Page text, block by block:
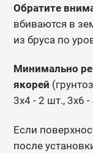
Обратите
вбиваются в
из бруса по
Минимально
якорей
3х4 - 2 шт., 3х6
Если
после